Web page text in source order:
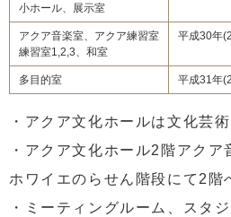
小ホール、展示室
アクア音楽室、アクア練習室
練習室1,2,3、和室
平成30年
多目的室 平成31年
・アクア文化ホールは文化芸
・アクア文化ホール2階アク
ホワイエのらせん階段にて2階
・ミーティングルーム、スタ